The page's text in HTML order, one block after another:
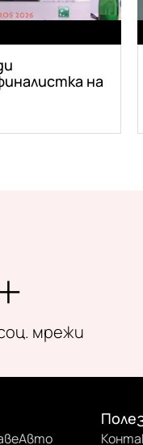
на
мрежи
Авто